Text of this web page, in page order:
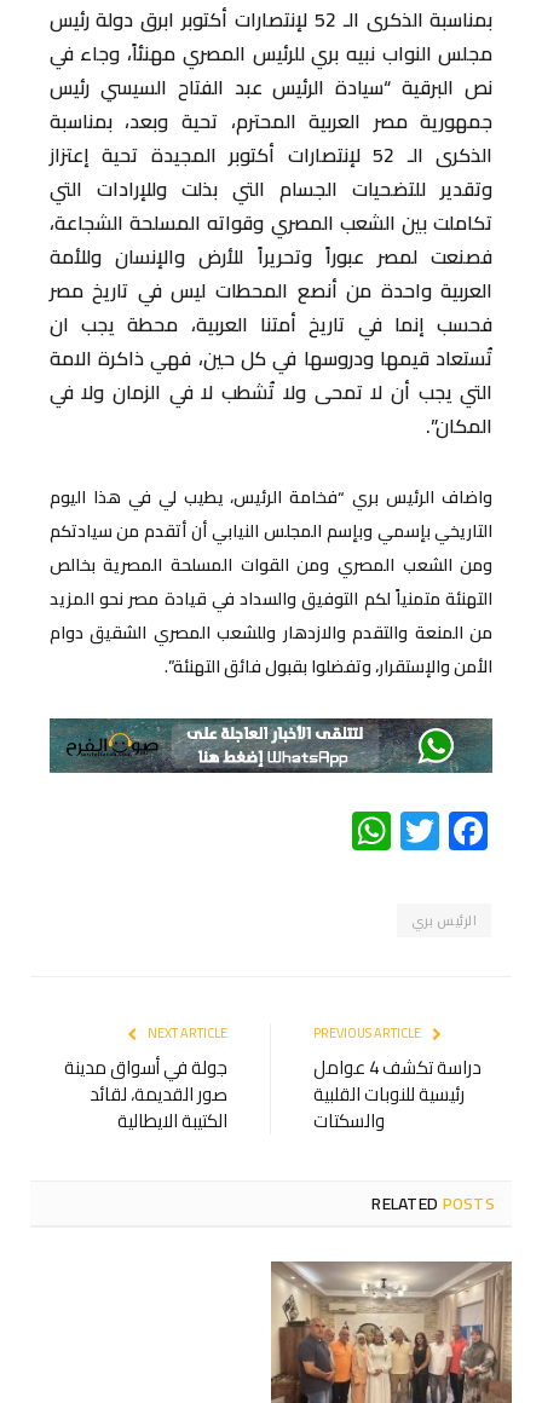
بمناسبة الذكرى الـ 52 لإنتصارات أكتوبر ابرق دولة رئيس
مجلس النواب نبيه بري للرئيس المصري مهنئاً، وجاء في
نص البرقية “سيادة الرئيس عبد الفتاح السيسي رئيس
جمهورية مصر العربية المحترم، تحية وبعد، بمناسبة
الذكرى الـ 52 لإنتصارات أكتوبر المجيدة تحية إعتزاز
وتقدير للتضحيات الجسام التي بذلت وللإرادات التي
تكاملت بين الشعب المصري وقواته المسلحة الشجاعة،
فصنعت لمصر عبوراً وتحريراً للأرض والإنسان وللأمة
العربية واحدة من أنصع المحطات ليس في تاريخ مصر
فحسب إنما في تاريخ أمتنا العربية، محطة يجب ان
تُستعاد قيمها ودروسها في كل حين، فهي ذاكرة الامة
التي يجب أن لا تمحى ولا تُشطب لا في الزمان ولا في
المكان”.
واضاف الرئيس بري “فخامة الرئيس، يطيب لي في هذا اليوم
التاريخي بإسمي وبإسم المجلس النيابي أن أتقدم من سيادتكم
ومن الشعب المصري ومن القوات المسلحة المصرية بخالص
التهنئة متمنياً لكم التوفيق والسداد في قيادة مصر نحو المزيد
من المنعة والتقدم والازدهار وللشعب المصري الشقيق دوام
الأمن والإستقرار، وتفضلوا بقبول فائق التهنئة”.
Facebook
Twitter
WhatsApp
الرئيس بري
دراسة تكشف 4 عوامل
رئيسية للنوبات القلبية
والسكتات
NEXT ARTICLE
جولة في أسواق مدينة
صور القديمة، لقائد
الكتيبة الايطالية
RELATEDPOSTS